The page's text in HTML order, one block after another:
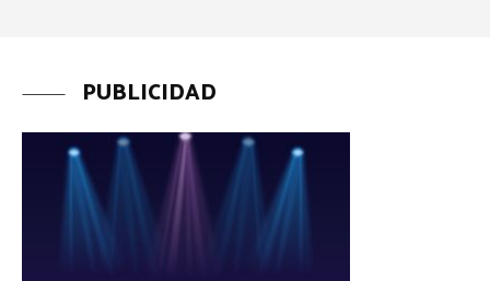
PUBLICIDAD